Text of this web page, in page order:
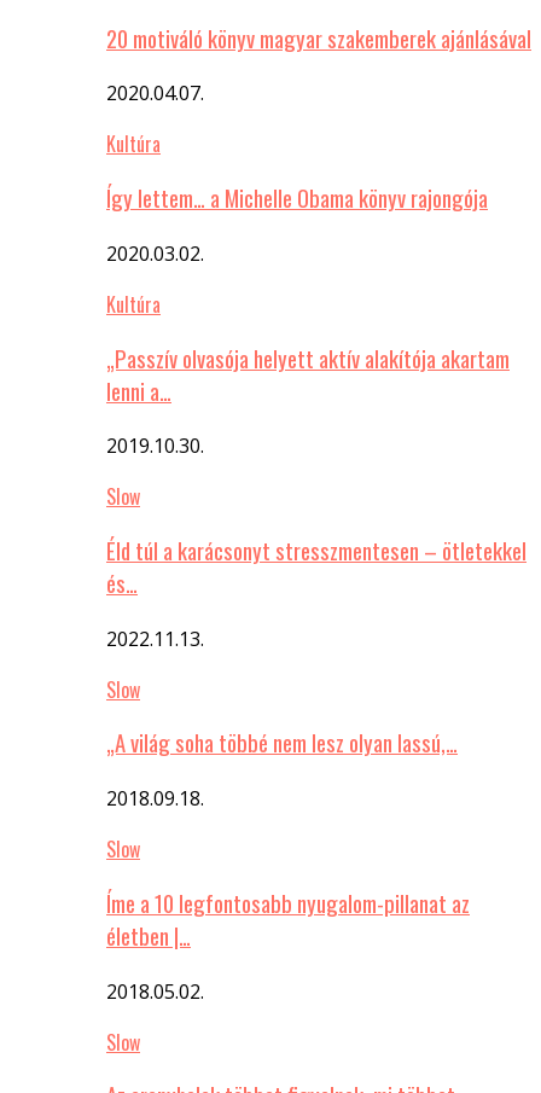
20 motiváló könyv magyar szakemberek ajánlásával
2020.04.07.
Kultúra
Így lettem… a Michelle Obama könyv rajongója
2020.03.02.
Kultúra
„Passzív olvasója helyett aktív alakítója akartam
lenni a…
2019.10.30.
Slow
Éld túl a karácsonyt stresszmentesen – ötletekkel
és…
2022.11.13.
Slow
„A világ soha többé nem lesz olyan lassú,…
2018.09.18.
Slow
Íme a 10 legfontosabb nyugalom-pillanat az
életben |…
2018.05.02.
Slow